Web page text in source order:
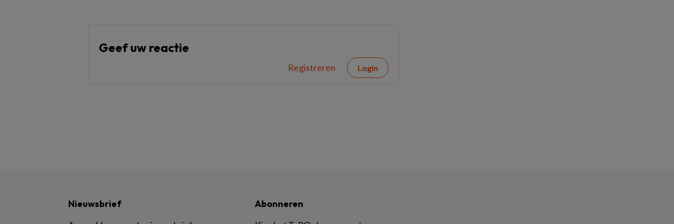
Geef uw reactie
Registreren Login
Nieuwsbrief Abonneren